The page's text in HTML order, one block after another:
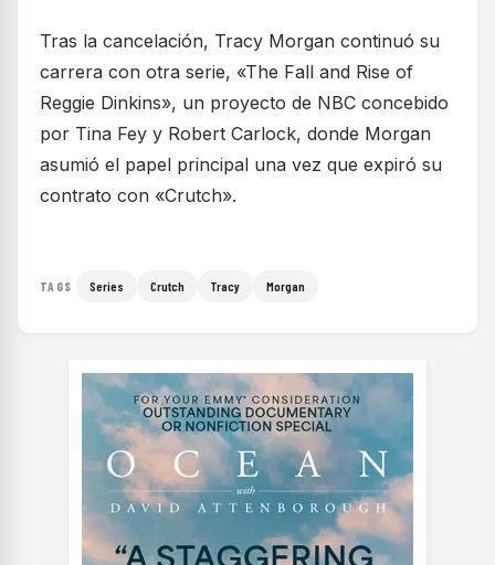
Tras la cancelación, Tracy Morgan continuó su
carrera con otra serie, «The Fall and Rise of
Reggie Dinkins», un proyecto de NBC concebido
por Tina Fey y Robert Carlock, donde Morgan
asumió el papel principal una vez que expiró su
contrato con «Crutch».
TAGS Series Crutch Tracy Morgan